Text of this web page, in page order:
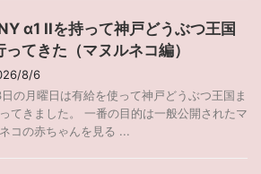
α1 IIを持って神戸どうぶつ王国
ってきた（マヌルネコ編）
8/6
の月曜日は有給を使って神戸どうぶつ王国ま
てきました。 一番の目的は一般公開されたマ
コの赤ちゃんを見る ...